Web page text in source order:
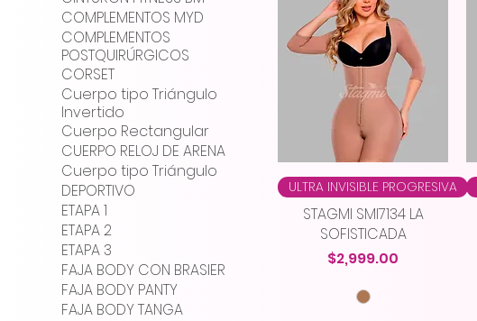
COMPLEMENTOS MYD
COMPLEMENTOS
POSTQUIRÚRGICOS
CORSET
Cuerpo tipo Triángulo
Invertido
Cuerpo Rectangular
CUERPO RELOJ DE ARENA
Cuerpo tipo Triángulo
DEPORTIVO
ETAPA 1
ETAPA 2
ETAPA 3
FAJA BODY CON BRASIER
FAJA BODY PANTY
FAJA BODY TANGA
ULTRA INVISIBLE PROGRESIVA
STAGMI SMI7134 LA
SOFISTICADA
Precio
$2,999.00